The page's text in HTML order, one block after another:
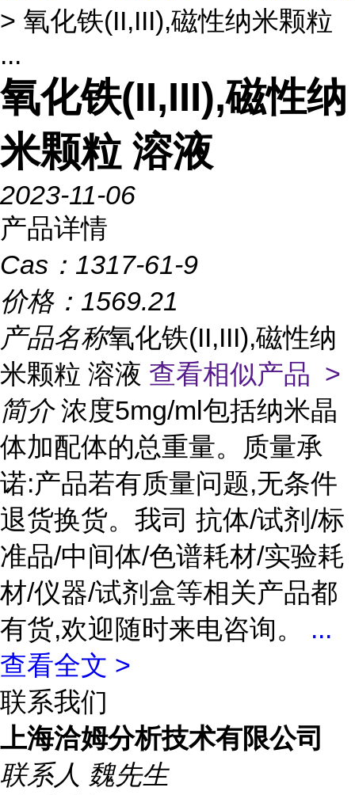
> 氧化铁(II,III),磁性纳米颗粒
...
氧化铁(II,III),磁性纳
米颗粒 溶液
2023-11-06
产品详情
Cas： 1317-61-9
价格： 1569.21
产品名称氧化铁(II,III),磁性纳
米颗粒 溶液 查看相似产品 >
简介 浓度5mg/ml包括纳米晶
体加配体的总重量。质量承
诺:产品若有质量问题,无条件
退货换货。我司 抗体/试剂/标
准品/中间体/色谱耗材/实验耗
材/仪器/试剂盒等相关产品都
有货,欢迎随时来电咨询。 ...
查看全文 >
联系我们
上海洽姆分析技术有限公司
联系人 魏先生